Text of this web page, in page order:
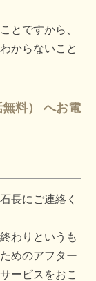
とですから、
からないこと
料） へお電
長にご連絡く
わりというも
めのアフター
ービスをおこ